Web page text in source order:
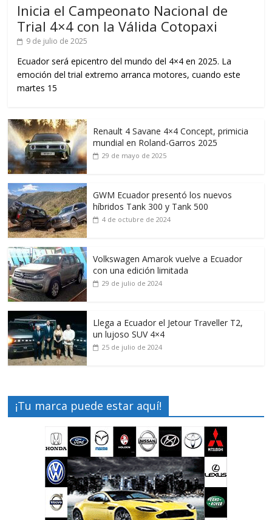
Inicia el Campeonato Nacional de
Trial 4×4 con la Válida Cotopaxi
9 de julio de 2025
Ecuador será epicentro del mundo del 4×4 en 2025. La
emoción del trial extremo arranca motores, cuando este
martes 15
Renault 4 Savane 4×4 Concept, primicia
mundial en Roland-Garros 2025
29 de mayo de 2025
GWM Ecuador presentó los nuevos
híbridos Tank 300 y Tank 500
4 de octubre de 2024
Volkswagen Amarok vuelve a Ecuador
con una edición limitada
29 de julio de 2024
Llega a Ecuador el Jetour Traveller T2,
un lujoso SUV 4×4
25 de julio de 2024
¡Tu marca puede estar aquí!